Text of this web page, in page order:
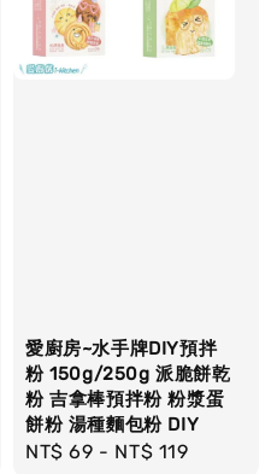
愛廚房~水手牌DIY預拌
粉 150g/250g 派脆餅乾
粉 吉拿棒預拌粉 粉漿蛋
餅粉 湯種麵包粉 DIY
Regular
NT$ 69 - NT$ 119